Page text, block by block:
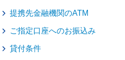
提携先金融機関のATM
ご指定口座へのお振込み
貸付条件